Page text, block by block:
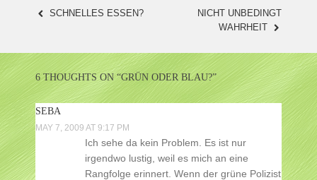
POST
NAVIGATION
SCHNELLES ESSEN?
NICHT UNBEDINGT
WAHRHEIT
6 THOUGHTS ON “GRÜN ODER BLAU?”
SEBA
MAY 7, 2009 AT 9:17 PM
Ich sehe da kein Problem. Es ist nur
irgendwo lustig, weil es mich an eine
Rangfolge erinnert. Wenn der grüne Polizist